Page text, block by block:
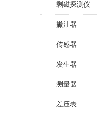
剩磁探测仪
撇油器
传感器
发生器
测量器
差压表